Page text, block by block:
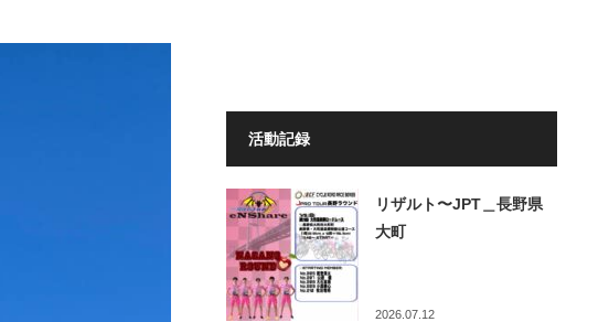
活動記録
リザルト〜JPT＿長野県
大町
2026.07.12